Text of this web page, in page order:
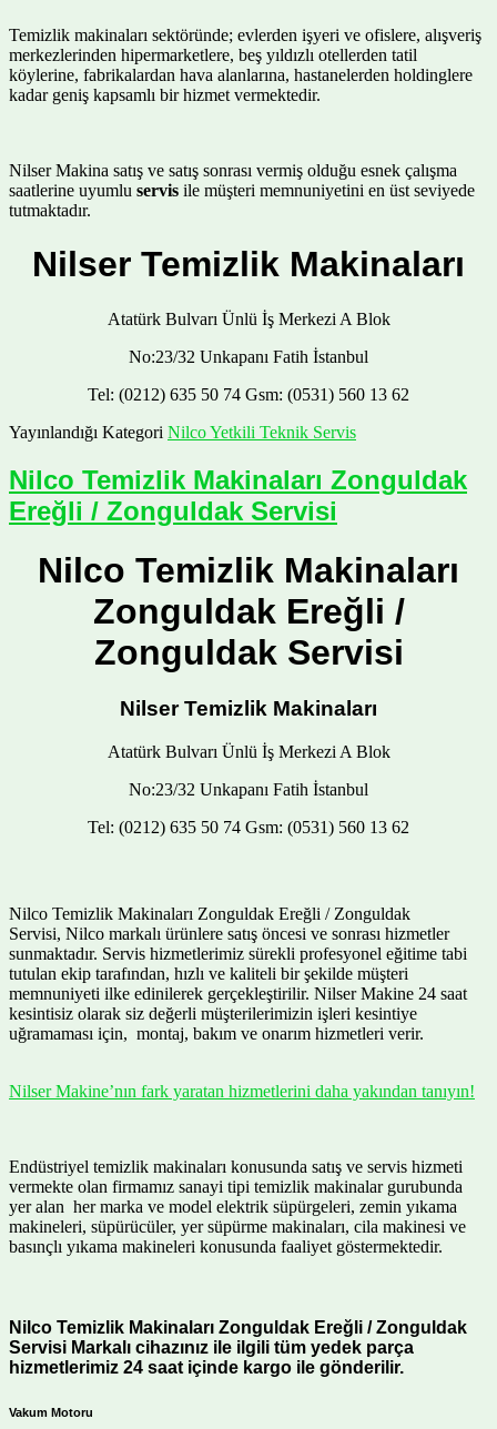
Temizlik makinaları sektöründe; evlerden işyeri ve ofislere, alışveriş
merkezlerinden hipermarketlere, beş yıldızlı otellerden tatil
köylerine, fabrikalardan hava alanlarına, hastanelerden holdinglere
kadar geniş kapsamlı bir hizmet vermektedir.
Nilser Makina satış ve satış sonrası vermiş olduğu esnek çalışma
saatlerine uyumlu servis ile müşteri memnuniyetini en üst seviyede
tutmaktadır.
Nilser Temizlik Makinaları
Atatürk Bulvarı Ünlü İş Merkezi A Blok
No:23/32 Unkapanı Fatih İstanbul
Tel: (0212) 635 50 74 Gsm: (0531) 560 13 62
Yayınlandığı Kategori Nilco Yetkili Teknik Servis
Nilco Temizlik Makinaları Zonguldak
Ereğli / Zonguldak Servisi
Nilco Temizlik Makinaları
Zonguldak Ereğli /
Zonguldak Servisi
Nilser Temizlik Makinaları
Atatürk Bulvarı Ünlü İş Merkezi A Blok
No:23/32 Unkapanı Fatih İstanbul
Tel: (0212) 635 50 74 Gsm: (0531) 560 13 62
Nilco Temizlik Makinaları Zonguldak Ereğli / Zonguldak
Servisi, Nilco markalı ürünlere satış öncesi ve sonrası hizmetler
sunmaktadır. Servis hizmetlerimiz sürekli profesyonel eğitime tabi
tutulan ekip tarafından, hızlı ve kaliteli bir şekilde müşteri
memnuniyeti ilke edinilerek gerçekleştirilir. Nilser Makine 24 saat
kesintisiz olarak siz değerli müşterilerimizin işleri kesintiye
uğramaması için, montaj, bakım ve onarım hizmetleri verir.
Nilser Makine’nın fark yaratan hizmetlerini daha yakından tanıyın!
Endüstriyel temizlik makinaları konusunda satış ve servis hizmeti
vermekte olan firmamız sanayi tipi temizlik makinalar gurubunda
yer alan her marka ve model elektrik süpürgeleri, zemin yıkama
makineleri, süpürücüler, yer süpürme makinaları, cila makinesi ve
basınçlı yıkama makineleri konusunda faaliyet göstermektedir.
Nilco Temizlik Makinaları Zonguldak Ereğli / Zonguldak
Servisi Markalı cihazınız ile ilgili tüm yedek parça
hizmetlerimiz 24 saat içinde kargo ile gönderilir.
Vakum Motoru